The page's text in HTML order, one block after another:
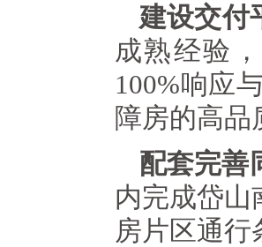
建设交付
成熟经验
100%响应
障房的高品
配套完善
内完成岱山
房片区通行